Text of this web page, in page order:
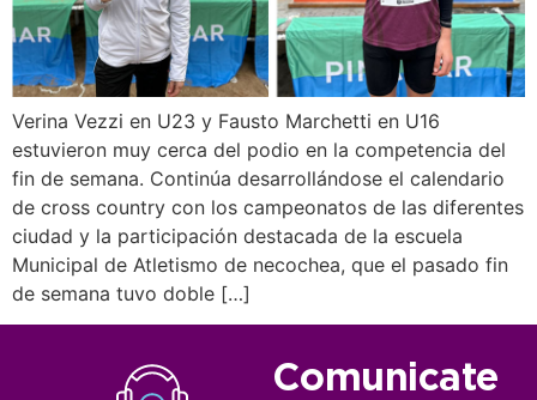
Verina Vezzi en U23 y Fausto Marchetti en U16
estuvieron muy cerca del podio en la competencia del
fin de semana. Continúa desarrollándose el calendario
de cross country con los campeonatos de las diferentes
ciudad y la participación destacada de la escuela
Municipal de Atletismo de necochea, que el pasado fin
de semana tuvo doble […]
Comunicate